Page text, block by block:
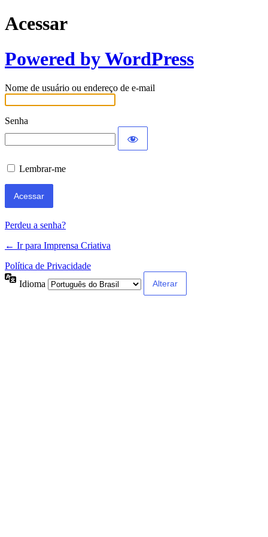
Acessar
Powered by WordPress
Nome de usuário ou endereço de e-mail
Senha
Lembrar-me
Perdeu a senha?
← Ir para Imprensa Criativa
Política de Privacidade
Idioma